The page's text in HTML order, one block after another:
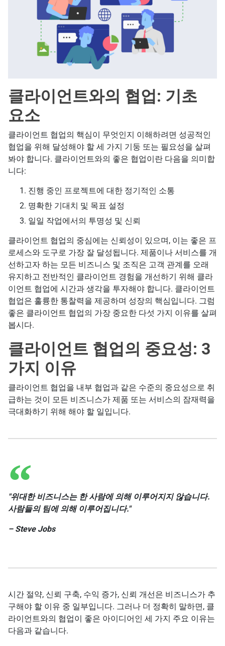
클라이언트와의 협업: 기초
요소
클라이언트 협업의 핵심이 무엇인지 이해하려면 성공적인
협업을 위해 달성해야 할 세 가지 기둥 또는 필요성을 살펴
봐야 합니다. 클라이언트와의 좋은 협업이란 다음을 의미합
니다:
진행 중인 프로젝트에 대한 정기적인 소통
명확한 기대치 및 목표 설정
일일 작업에서의 투명성 및 신뢰
클라이언트 협업의 중심에는 신뢰성이 있으며, 이는 좋은 프
로세스와 도구로 가장 잘 달성됩니다. 제품이나 서비스를 개
선하고자 하는 모든 비즈니스 및 조직은 고객 관계를 오래
유지하고 전반적인 클라이언트 경험을 개선하기 위해 클라
이언트 협업에 시간과 생각을 투자해야 합니다. 클라이언트
협업은 훌륭한 통찰력을 제공하며 성장의 핵심입니다. 그럼
좋은 클라이언트 협업의 가장 중요한 다섯 가지 이유를 살펴
봅시다.
클라이언트 협업의 중요성: 3
가지 이유
클라이언트 협업을 내부 협업과 같은 수준의 중요성으로 취
급하는 것이 모든 비즈니스가 제품 또는 서비스의 잠재력을
극대화하기 위해 해야 할 일입니다.
"위대한 비즈니스는 한 사람에 의해 이루어지지 않습니다.
사람들의 팀에 의해 이루어집니다."
– Steve Jobs
시간 절약, 신뢰 구축, 수익 증가, 신뢰 개선은 비즈니스가 추
구해야 할 이유 중 일부입니다. 그러나 더 정확히 말하면, 클
라이언트와의 협업이 좋은 아이디어인 세 가지 주요 이유는
다음과 같습니다.